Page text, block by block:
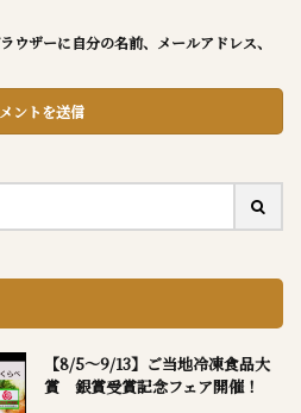
ウザーに自分の名前、メールアドレス、
【8/5～9/13】ご当地冷凍食品大
賞 銀賞受賞記念フェア開催！